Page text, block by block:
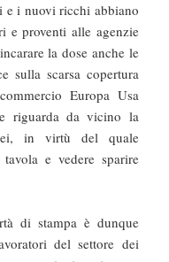
e i nuovi ricchi abbiano
e proventi alle agenzie
la dose anche le
sulla scarsa copertura
Europa Usa
riguarda da vicino la
in virtù del quale
e vedere sparire
di stampa è dunque
del settore dei